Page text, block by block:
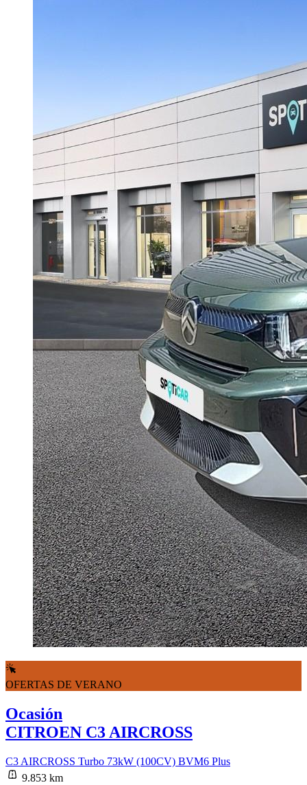
OFERTAS DE VERANO
Ocasión
CITROEN C3 AIRCROSS
C3 AIRCROSS Turbo 73kW (100CV) BVM6 Plus
9.853 km